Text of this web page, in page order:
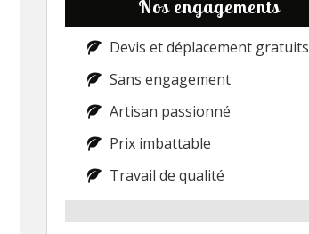
Nos engagements
Devis et déplacement gratuits
Sans engagement
Artisan passionné
Prix imbattable
Travail de qualité